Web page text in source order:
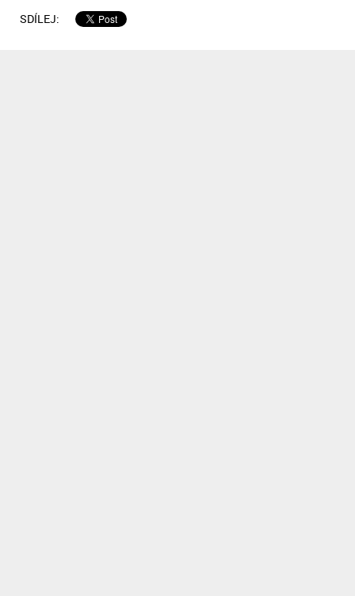
SDÍLEJ: